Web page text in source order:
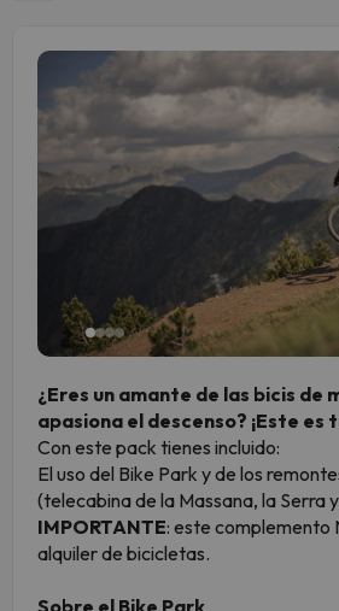
¿Eres un amante de las bicis de
apasiona el descenso? ¡Este es
Con este pack tienes incluido:
El uso del Bike Park y de los
(telecabina de la Massana, la Serra
IMPORTANTE: este complemento
alquiler de bicicletas.